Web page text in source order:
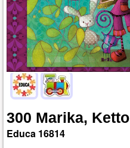
300 Marika, Ketto
Educa 16814